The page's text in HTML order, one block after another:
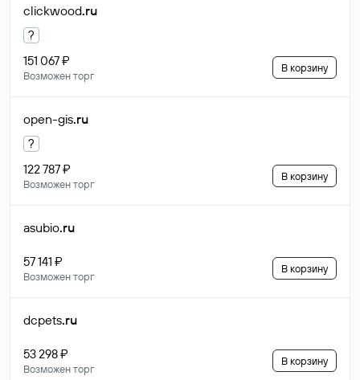
clickwood.ru
?
151 067 ₽
Возможен торг
В корзину
open-gis.ru
?
122 787 ₽
Возможен торг
В корзину
asubio.ru
57 141 ₽
Возможен торг
В корзину
dcpets.ru
53 298 ₽
Возможен торг
В корзину